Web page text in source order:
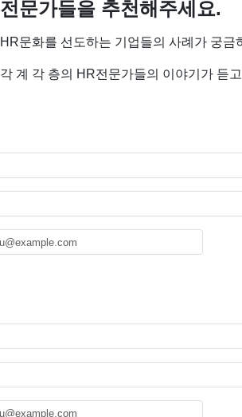
전문가들을 추천해주세요.
HR문화를 선도하는 기업들의 사례가 궁금
각 계 각 층의 HR전문가들의 이야기가 듣